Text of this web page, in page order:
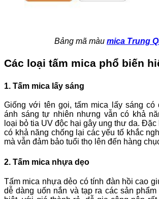
Bảng mã màu mica Trung
Các loại tấm mica phổ biến
1. Tấm mica lấy sáng
Giống với tên gọi, tấm mica lấy sáng có
ánh sáng tự nhiên nhưng vẫn có khả
loại bỏ tia UV độc hại gây ung thư da. Đặc
có khả năng chống lại các yếu tố khắc
mà vẫn đảm bảo tuổi thọ lên đến hàng
2. Tấm mica nhựa dẹo
Tấm mica nhựa dẻo có tính đàn hồi cao
dễ dàng uốn nắn và tạp ra các sản